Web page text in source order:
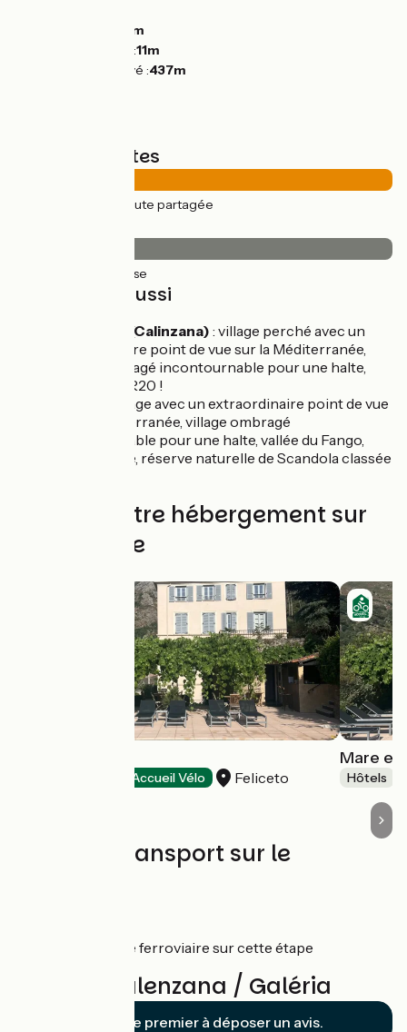
589m
Point le plus bas :11m
Point le plus élevé :437m
Types de routes
(100%) Route partagée
(100%) Lisse
À découvrir aussi
Calenzana (Calinzana) : village perché avec un
extraordinaire point de vue sur la Méditerranée,
village ombragé incontournable pour une halte,
départ du GR20 !
: village avec un extraordinaire point de vue
sur la Méditerranée, village ombragé
incontournable pour une halte, vallée du Fango,
tour génoise, réserve naturelle de Scandola classée
Trouvez votre hébergement sur
cette étape
Accueil Vélo Feliceto
Mare e
Hôtels
Trains et transport sur le
Aucune gare ferroviaire sur cette étape
Avis sur Calenzana / Galéria
Soyez le premier à déposer un avis.